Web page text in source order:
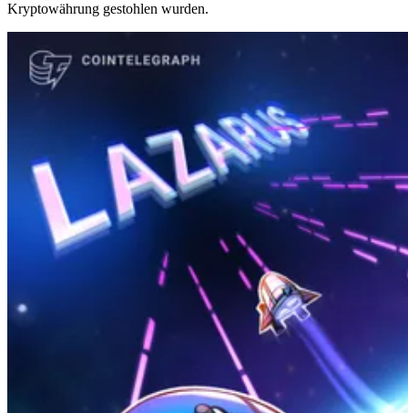
Kryptowährung gestohlen wurden.